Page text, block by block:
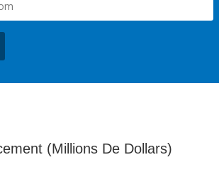
(Millions De Dollars)